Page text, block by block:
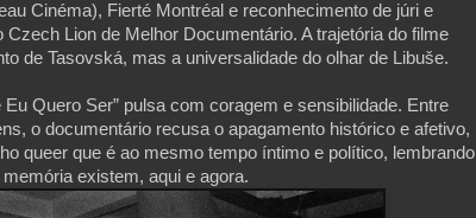
Cinéma), Fierté Montréal e reconhecimento de júri e
Czech Lion de Melhor Documentário. A trajetória do filme
de Tasovská, mas a universalidade do olhar de Libuše.
Eu Quero Ser” pulsa com coragem e sensibilidade. Entre
o documentário recusa o apagamento histórico e afetivo,
queer que é ao mesmo tempo íntimo e político, lembrando
existem, aqui e agora.